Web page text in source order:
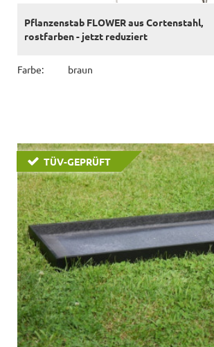
Pflanzenstab FLOWER aus Cortenstahl,
rostfarben - jetzt reduziert
Farbe: braun
TÜV-GEPRÜFT